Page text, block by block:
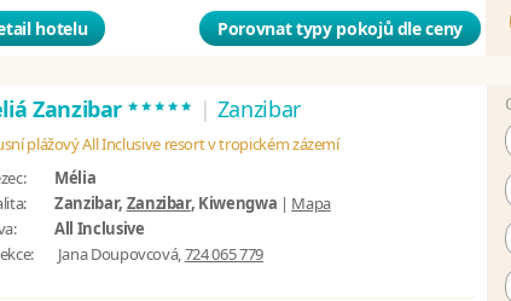
hotelu Porovnat typy pokojů dle ceny
Zanzibar ***** | Zanzibar
plážový All Inclusive resort v tropickém zázemí
Mélia
Zanzibar, Zanzibar, Kiwengwa | Mapa
All Inclusive
Jana Doupovcová,724 065 779